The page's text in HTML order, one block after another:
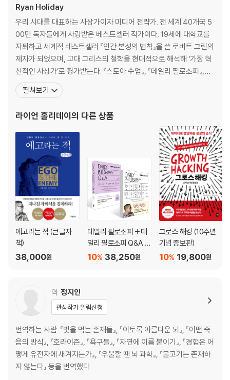
지체 없이 덤벼들기
천천히 서두르기
오랜 시간에 걸쳐 완성된 제2의 본성
몰입한 사람은 성과를 계산하지 않는다
성공하는 사람의 옷차림
한 번의 승리보다 더 중요한 것
기회는 기다리는 자의 것이다
몰입의 축복
복수할 기회를 거절하라
돈의 주인이 되는 법
여왕이 자신을 다스린 원칙
화를 잠재우는 법
인내의 보상
완벽주의라는 덫
가장 어려운 일부터 시작하라
패배자로 남지 않는 법
중독과 몰입의 차이
강한 자는 적게 말한다
결정적인 순간이 올 때까지 기다리라
야망을 경계하라
성장의 복리를 쌓는 방법
일을 위임해야 하는 이유
시간을 내편으로 만드는 법
에너지 뱀파이어와 경계선 긋기
Ryan Holiday
우리 시대를 대표하는 사상가이자 미디어 전략가. 전 세계 40개국 5
00만 독자들에게 사랑받은 베스트셀러 작가이다. 19세에 대학교를
자퇴하고 세계적 베스트셀러 『인간 본성의 법칙』을 쓴 로버트 그린의
제자가 되었으며, 고대 그리스의 철학을 현대적으로 해석해 ‘가장 혁
신적인 사상가’로 평가받는다. 『스토아 수업』, 『데일리 필로소피』,
『에고라는 적』, 『브레이브』 등 그가 집필한 책은 모두 아마존과 《뉴욕
타임스》 베스트셀러 목록에 올랐다. 최신작 『절제 수업』은 스토아 철
두 번째 책이다. 이 책에서 그는
펼쳐보기
라이언 홀리데이 의 다른 상품
에고라는 적 (큰글자
책)
38,000원
데일리 필로소피 + 데
일리 필로소피 Q&A 세
트
38,250원
10%
그로스 해킹 (10주년
기념 증보판)
19,800원
10%
역 정지인
관심작가 알림신청
번역하는 사람. 『빛을 먹는 존재들』, 『이토록 아름다운 뇌』, 『어떤 죽
음의 방식』, 『호라이즌』, 『욕구들』, 『자연에 이름 붙이기』, 『경험은 어
떻게 유전자에 새겨지는가』, 『우울할 땐 뇌 과학』, 『물고기는 존재하
지 않는다』 등을 번역했다.